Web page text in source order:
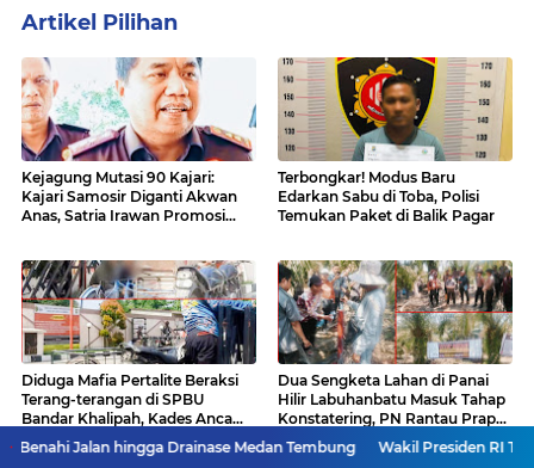
Artikel Pilihan
Kejagung Mutasi 90 Kajari:
Kajari Samosir Diganti Akwan
Anas, Satria Irawan Promosi
Terbongkar! Modus Baru
Edarkan Sabu di Toba, Polisi
Temukan Paket di Balik Pagar
Diduga Mafia Pertalite Beraksi
Terang-terangan di SPBU
Bandar Khalipah, Kades Ancam
Surati Pertamina
Dua Sengketa Lahan di Panai
Hilir Labuhanbatu Masuk Tahap
Konstatering, PN Rantau Prapat
Tetap Lanjut Meski Ada
Keberatan
Drainase Medan Tembung Wakil Presiden RI Tinjau Proses